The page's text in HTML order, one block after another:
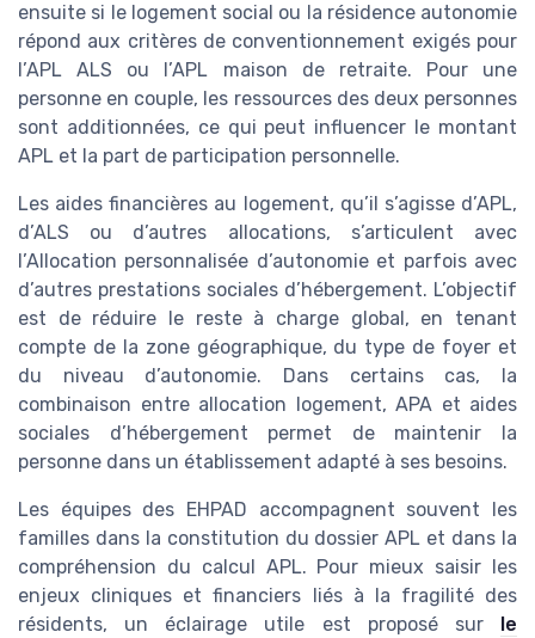
ensuite si le logement social ou la résidence autonomie
répond aux critères de conventionnement exigés pour
l’APL ALS ou l’APL maison de retraite. Pour une
personne en couple, les ressources des deux personnes
sont additionnées, ce qui peut influencer le montant
APL et la part de participation personnelle.
Les aides financières au logement, qu’il s’agisse d’APL,
d’ALS ou d’autres allocations, s’articulent avec
l’Allocation personnalisée d’autonomie et parfois avec
d’autres prestations sociales d’hébergement. L’objectif
est de réduire le reste à charge global, en tenant
compte de la zone géographique, du type de foyer et
du niveau d’autonomie. Dans certains cas, la
combinaison entre allocation logement, APA et aides
sociales d’hébergement permet de maintenir la
personne dans un établissement adapté à ses besoins.
Les équipes des EHPAD accompagnent souvent les
familles dans la constitution du dossier APL et dans la
compréhension du calcul APL. Pour mieux saisir les
enjeux cliniques et financiers liés à la fragilité des
résidents, un éclairage utile est proposé sur le